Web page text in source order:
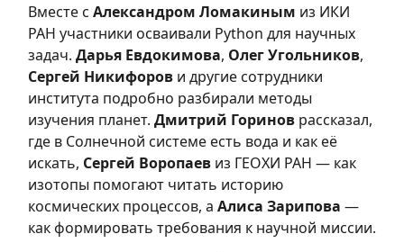
Вместе с Александром Ломакиным из ИКИ
РАН участники осваивали Python для научных
задач. Дарья Евдокимова, Олег Угольников,
Сергей Никифоров и другие сотрудники
института подробно разбирали методы
изучения планет. Дмитрий Горинов рассказал,
где в Солнечной системе есть вода и как её
искать, Сергей Воропаев из ГЕОХИ РАН — как
изотопы помогают читать историю
космических процессов, а Алиса Зарипова —
как формировать требования к научной миссии.